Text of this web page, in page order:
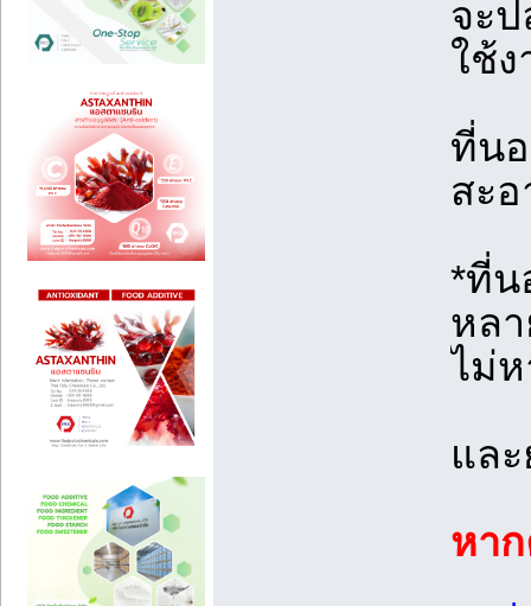
จะ
ใช้ง
ที่น
สะ
*ที่น
หล
ไม่
แล
หา